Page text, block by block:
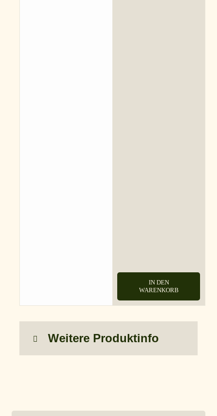
IN DEN
WARENKORB
Weitere Produktinfo